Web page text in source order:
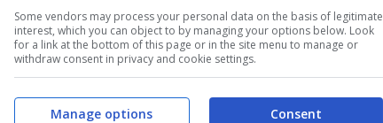
showgirl il cui nome è Jeremias Rodriguez.
donna in copertina assomiglia tantissimo alla
figlio Santiago avuto dal compagno Stefano
Some vendors may process your personal data on the basis of legitimate
interest, which you can object to by managing your options below. Look
for a link at the bottom of this page or in the site menu to manage or
withdraw consent in privacy and cookie settings.
Consent
Manage options